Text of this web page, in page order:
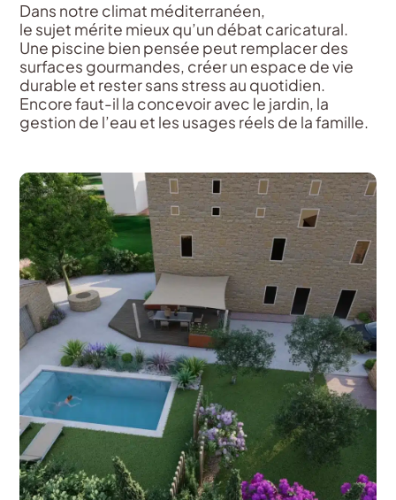
Dans notre climat méditerranéen,
le sujet mérite mieux qu’un débat caricatural.
Une piscine bien pensée peut remplacerdes
surfaces gourmandes, créerun espace de vie
durable et restersans stress au quotidien.
Encore faut-il la concevoiravec le jardin, la
gestion de l’eau et les usages réels de la famille.